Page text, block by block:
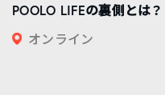
POOLO LIFEの裏側とは？
オンライン